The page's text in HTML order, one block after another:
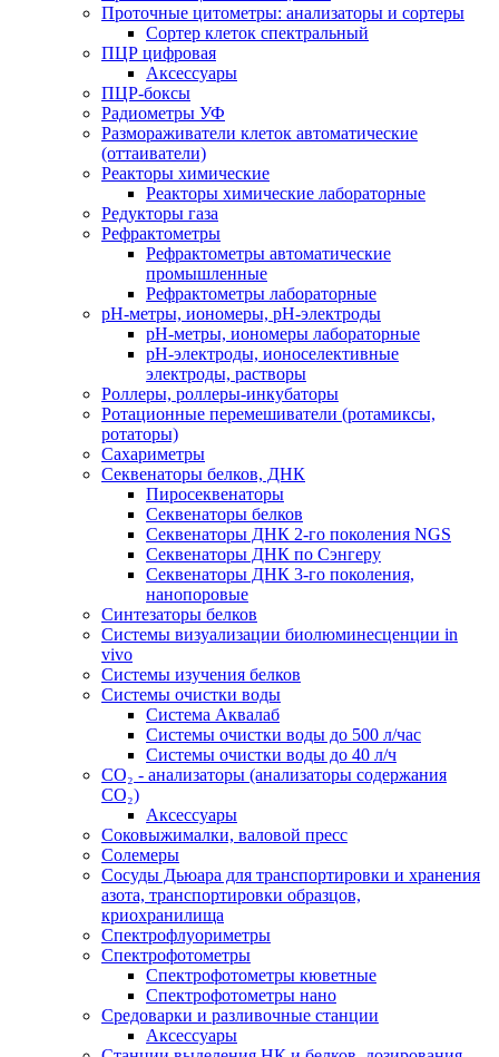
Проточные цитометры: анализаторы и сортеры
Сортер клеток спектральный
ПЦР цифровая
Аксессуары
ПЦР-боксы
Радиометры УФ
Размораживатели клеток автоматические
(оттаиватели)
Реакторы химические
Реакторы химические лабораторные
Редукторы газа
Рефрактометры
Рефрактометры автоматические
промышленные
Рефрактометры лабораторные
рН-метры, иономеры, рН-электроды
рН-метры, иономеры лабораторные
рН-электроды, ионоселективные
электроды, растворы
Роллеры, роллеры-инкубаторы
Ротационные перемешиватели (ротамиксы,
ротаторы)
Сахариметры
Секвенаторы белков, ДНК
Пиросеквенаторы
Секвенаторы белков
Секвенаторы ДНК 2-го поколения NGS
Секвенаторы ДНК по Сэнгеру
Секвенаторы ДНК 3-го поколения,
нанопоровые
Синтезаторы белков
Системы визуализации биолюминесценции in
vivo
Системы изучения белков
Системы очистки воды
Система Аквалаб
Системы очистки воды до 500 л/час
Системы очистки воды до 40 л/ч
СО₂ - анализаторы (анализаторы содержания
СО₂)
Аксессуары
Соковыжималки, валовой пресс
Солемеры
Сосуды Дьюара для транспортировки и хранения
азота, транспортировки образцов,
криохранилища
Спектрофлуориметры
Спектрофотометры
Спектрофотометры кюветные
Спектрофотометры нано
Средоварки и разливочные станции
Аксессуары